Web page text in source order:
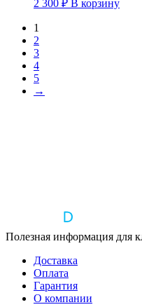
2 300 ₽ В корзину
1
2
3
4
5
→
Полезная информация для
Доставка
Оплата
Гарантия
О компании